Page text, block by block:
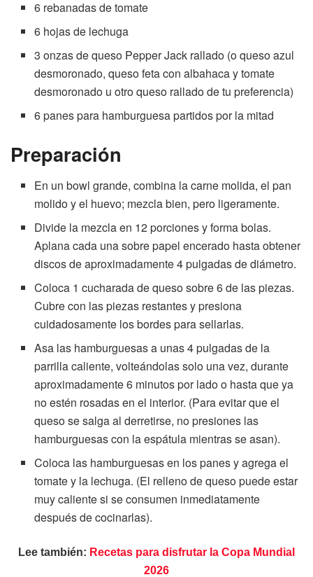
6 rebanadas de tomate
6 hojas de lechuga
3 onzas de queso Pepper Jack rallado (o queso azul
desmoronado, queso feta con albahaca y tomate
desmoronado u otro queso rallado de tu preferencia)
6 panes para hamburguesa partidos por la mitad
Preparación
En un bowl grande, combina la carne molida, el pan
molido y el huevo; mezcla bien, pero ligeramente.
Divide la mezcla en 12 porciones y forma bolas.
Aplana cada una sobre papel encerado hasta obtener
discos de aproximadamente 4 pulgadas de diámetro.
Coloca 1 cucharada de queso sobre 6 de las piezas.
Cubre con las piezas restantes y presiona
cuidadosamente los bordes para sellarlas.
Asa las hamburguesas a unas 4 pulgadas de la
parrilla caliente, volteándolas solo una vez, durante
aproximadamente 6 minutos por lado o hasta que ya
no estén rosadas en el interior. (Para evitar que el
queso se salga al derretirse, no presiones las
hamburguesas con la espátula mientras se asan).
Coloca las hamburguesas en los panes y agrega el
tomate y la lechuga. (El relleno de queso puede estar
muy caliente si se consumen inmediatamente
después de cocinarlas).
Lee también: Recetas para disfrutar la Copa Mundial
2026